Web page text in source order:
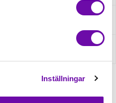
Inställningar